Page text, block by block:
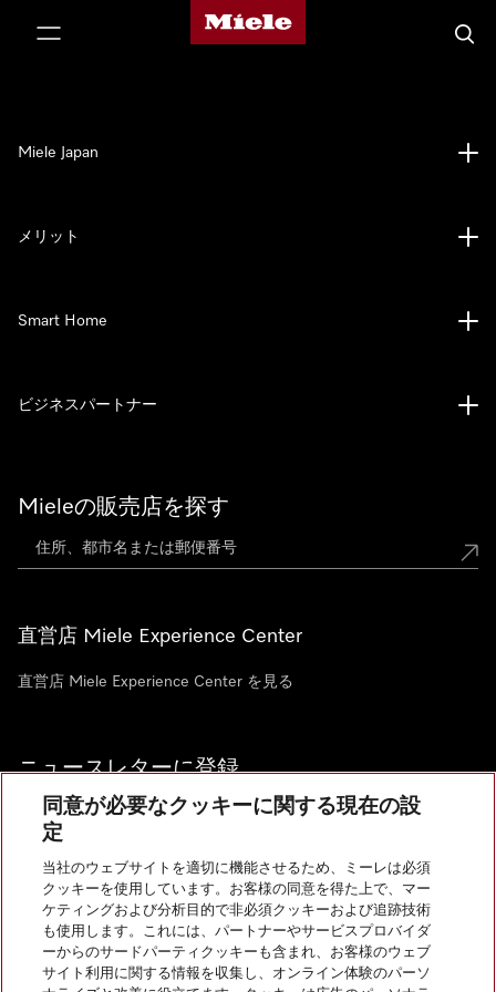
Mieleのホームページ
検索
Mieleの販売店を探す
直営店 Miele Experience Center
直営店 Miele Experience Center を見る
ニュースレターに登録
お問い合わせ
Miele Japan
メリット
Smart Home
ビジネスパートナー
InstagramのMiele
YoutubeのMiele
同意が必要なクッキーに関する現在の設
定
当社のウェブサイトを適切に機能させるため、ミーレは必須
クッキーを使用しています。お客様の同意を得た上で、マー
ケティングおよび分析目的で非必須クッキーおよび追跡技術
も使用します。これには、パートナーやサービスプロバイダ
ーからのサードパーティクッキーも含まれ、お客様のウェブ
サイト利用に関する情報を収集し、オンライン体験のパーソ